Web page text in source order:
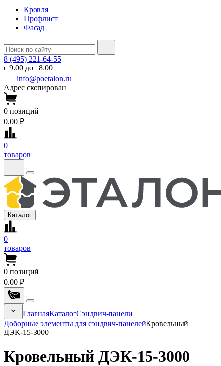
Кровля
Профлист
Фасад
8 (495) 221-64-55
с 9:00 до 18:00
info@poetalon.ru
Адрес скопирован
0 позиций
0.00 ₽
0
товаров
Каталог
0
товаров
0 позиций
0.00 ₽
ГлавнаяКаталогСэндвич-панели
Доборные элементы для сэндвич-панелейКровельный
ДЭК-15-3000
Кровельный ДЭК-15-3000